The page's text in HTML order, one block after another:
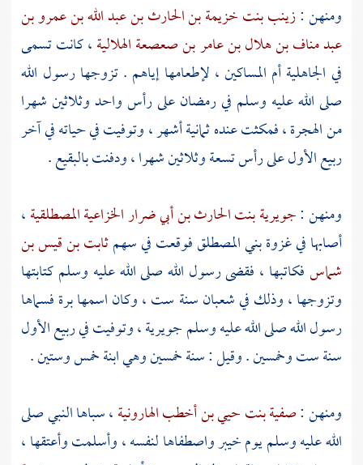
ومنهن :زينب بنت خزيمة بن الحارث بن عبد الله بن عمرو بن
عبد مناف بن هلال بن عامر بن صعصعة الهلالية، كانت تسمى
في الجاهلية أم المساكين ، لإطعامها إياهم . تزوجها رسول الله
صلى الله عليه وسلم في رمضان على رأس واحد وثلاثين شهرا
من الهجرة ، فمكثت عنده ثمانية أشهر ، وتوفيت في حياته في آخر
ربيع الأول على رأس تسعة وثلاثين شهرا ، ودفنتبالبقيع.
ومنهن :جويرية بنت الحارث بن أبي ضرار الخزاعية المصطلقية،
أصابها في غزوةبني المصطلقفوقعت في سهمثابت بن قيس بن
شماسفكاتبها ، فقضى رسول الله صلى الله عليه وسلم كتابتها
وتزوجها ، وذلك في شعبان سنة ست ، وكان اسمهابرةفسماها
رسول الله صلى الله عليه وسلمجويرية، وتوفيت في ربيع الأول
سنة ست وخمسين . وقيل : سنة خمسين وهي ابنة خمس وستين .
ومنهن :صفية بنت حيي بن أخطب الهارونية، سباها النبي صلى
الله عليه وسلم يومخيبرواصطفاها لنفسه ، وأسلمت وأعتقها ،